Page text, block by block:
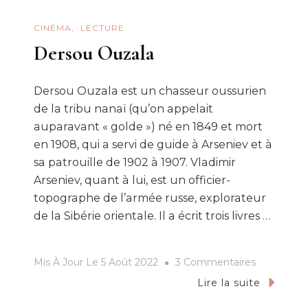
CINÉMA LECTURE
Dersou Ouzala
Dersou Ouzala est un chasseur oussurien
de la tribu nanaï (qu’on appelait
auparavant « golde ») né en 1849 et mort
en 1908, qui a servi de guide à Arseniev et à
sa patrouille de 1902 à 1907. Vladimir
Arseniev, quant à lui, est un officier-
topographe de l’armée russe, explorateur
de la Sibérie orientale. Il a écrit trois livres …
Mis À Jour Le 5 Août 2022 3 CommentairesSur
Dersou
Lire la suite